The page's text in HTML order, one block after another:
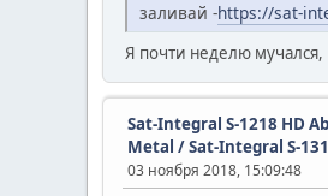
заливай -https://sat-
Я почти неделю мучался,
Sat-Integral S-1218 HD
Metal / Sat-Integral S-
03 ноября 2018, 15:09:48